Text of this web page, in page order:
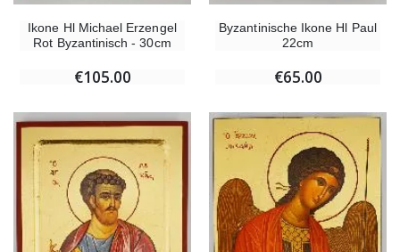
Ikone Hl Michael Erzengel
Rot Byzantinisch - 30cm
€105.00
Byzantinische Ikone Hl Paul
22cm
€65.00